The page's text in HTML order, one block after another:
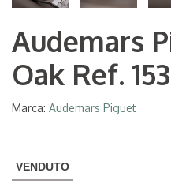
Audemars
Oak Ref.
Marca: Audemars Piguet
VENDUTO